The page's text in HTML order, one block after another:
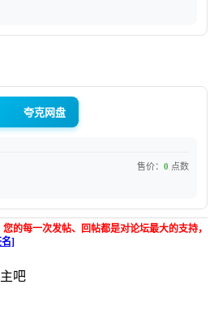
夸克网盘
售价： 0 点数
的每一次发帖、回帖都是对论坛最大的支持，
名]
吧